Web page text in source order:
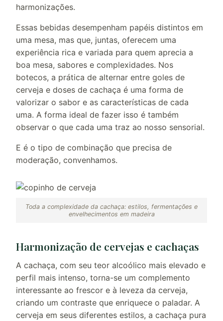
harmonizações.
Essas bebidas desempenham papéis distintos em
uma mesa, mas que, juntas, oferecem uma
experiência rica e variada para quem aprecia a
boa mesa, sabores e complexidades. Nos
botecos, a prática de alternar entre goles de
cerveja e doses de cachaça é uma forma de
valorizar o sabor e as características de cada
uma. A forma ideal de fazer isso é também
observar o que cada uma traz ao nosso sensorial.
E é o tipo de combinação que precisa de
moderação, convenhamos.
Toda a complexidade da cachaça: estilos, fermentações e
envelhecimentos em madeira
Harmonização de cervejas e cachaças
A cachaça, com seu teor alcoólico mais elevado e
perfil mais intenso, torna-se um complemento
interessante ao frescor e à leveza da cerveja,
criando um contraste que enriquece o paladar. A
cerveja em seus diferentes estilos, a cachaça pura